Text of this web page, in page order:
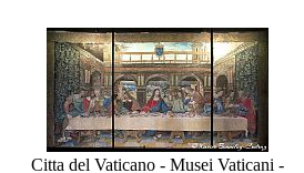
Citta del Vaticano - Musei Vaticani -